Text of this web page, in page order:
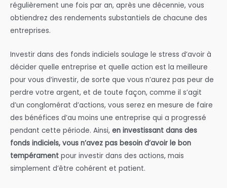
régulièrement une fois par an, après une décennie, vous
obtiendrez des rendements substantiels de chacune des
entreprises.
Investir dans des fonds indiciels soulage le stress d’avoir à
décider quelle entreprise et quelle action est la meilleure
pour vous d’investir, de sorte que vous n’aurez pas peur de
perdre votre argent, et de toute façon, comme il s’agit
d’un conglomérat d’actions, vous serez en mesure de faire
des bénéfices d’au moins une entreprise qui a progressé
pendant cette période. Ainsi, en investissant dans des
fonds indiciels, vous n’avez pas besoin d’avoir le bon
tempérament pour investir dans des actions, mais
simplement d’être cohérent et patient.